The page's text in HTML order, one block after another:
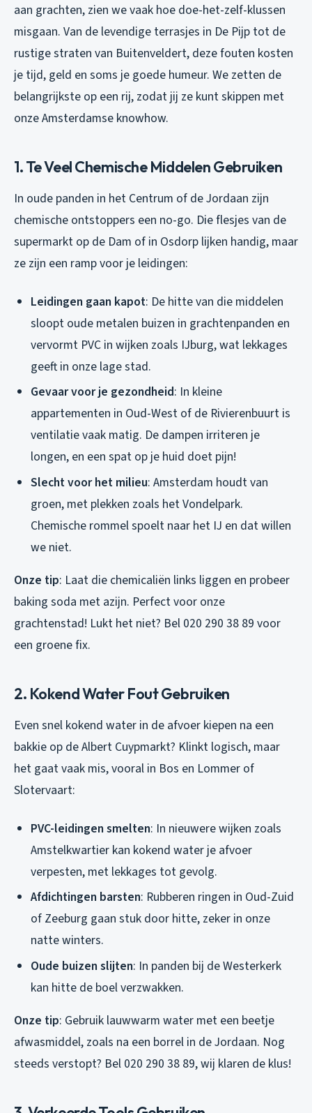
aan grachten, zien we vaak hoe doe-het-zelf-klussen
misgaan. Van de levendige terrasjes in De Pijp tot de
rustige straten van Buitenveldert, deze fouten kosten
je tijd, geld en soms je goede humeur. We zetten de
belangrijkste op een rij, zodat jij ze kunt skippen met
onze Amsterdamse knowhow.
1. Te Veel Chemische Middelen Gebruiken
In oude panden in het Centrum of de Jordaan zijn
chemische ontstoppers een no-go. Die flesjes van de
supermarkt op de Dam of in Osdorp lijken handig, maar
ze zijn een ramp voor je leidingen:
Leidingen gaan kapot: De hitte van die middelen
sloopt oude metalen buizen in grachtenpanden en
vervormt PVC in wijken zoals IJburg, wat lekkages
geeft in onze lage stad.
Gevaar voor je gezondheid: In kleine
appartementen in Oud-West of de Rivierenbuurt is
ventilatie vaak matig. De dampen irriteren je
longen, en een spat op je huid doet pijn!
Slecht voor het milieu: Amsterdam houdt van
groen, met plekken zoals het Vondelpark.
Chemische rommel spoelt naar het IJ en dat willen
we niet.
Onze tip: Laat die chemicaliën links liggen en probeer
baking soda met azijn. Perfect voor onze
grachtenstad! Lukt het niet? Bel 020 290 38 89 voor
een groene fix.
2. Kokend Water Fout Gebruiken
Even snel kokend water in de afvoer kiepen na een
bakkie op de Albert Cuypmarkt? Klinkt logisch, maar
het gaat vaak mis, vooral in Bos en Lommer of
Slotervaart:
PVC-leidingen smelten: In nieuwere wijken zoals
Amstelkwartier kan kokend water je afvoer
verpesten, met lekkages tot gevolg.
Afdichtingen barsten: Rubberen ringen in Oud-Zuid
of Zeeburg gaan stuk door hitte, zeker in onze
natte winters.
Oude buizen slijten: In panden bij de Westerkerk
kan hitte de boel verzwakken.
Onze tip: Gebruik lauwwarm water met een beetje
afwasmiddel, zoals na een borrel in de Jordaan. Nog
steeds verstopt? Bel 020 290 38 89, wij klaren de klus!